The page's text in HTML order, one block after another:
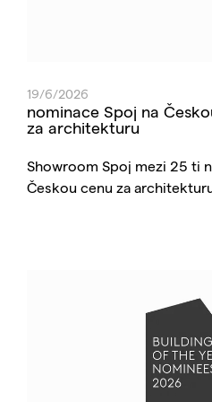
19/6/2026
nominace Spoj na
za architekturu
Showroom Spoj mezi 25 ti
Českou cenu za